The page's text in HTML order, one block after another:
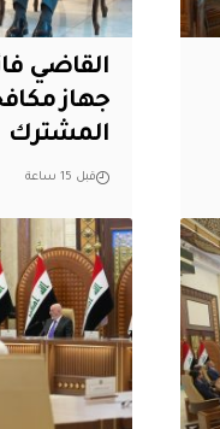
القاضي
جهاز
المشترك
قبل 15 ساعة